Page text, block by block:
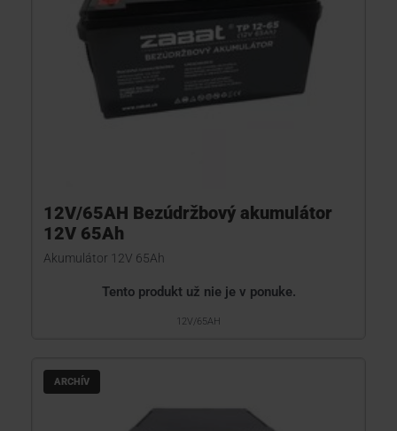
12V/65AH Bezúdržbový akumulátor
12V 65Ah
Akumulátor 12V 65Ah
Tento produkt už nie je v ponuke.
12V/65AH
ARCHÍV